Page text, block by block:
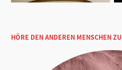
HÖRE DEN ANDEREN MENSCHEN ZU